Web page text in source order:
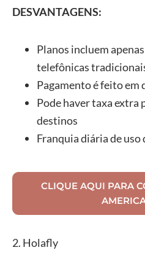
DESVANTAGENS:
Planos incluem
telefônicas
Pagamento é feito em
Pode haver taxa extra
destinos
Franquia diária de
CLIQUE AQUI PARA
2. Holafly